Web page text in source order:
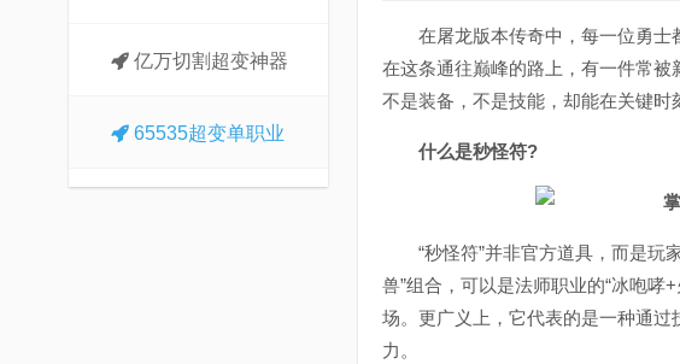
亿万切割超变神器
65535超变单职业
在屠龙版本传奇中，每一位勇士
在这条通往巅峰的路上，有一件常
不是装备，不是技能，却能在关键时
什么是秒怪符?
“秒怪符”并非官方道具，而是玩
兽”组合，可以是法师职业的“冰咆哮
场。更广义上，它代表的是一种通
力。